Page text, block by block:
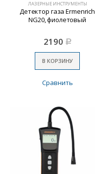
ЛАЗЕРНЫЕ ИНСТРУМЕНТЫ
Детектор газа Ermenrich
NG20, фиолетовый
2190 Р
В КОРЗИНУ
Сравнить